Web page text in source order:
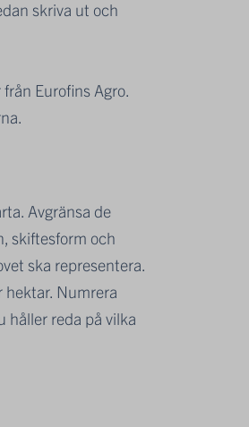
skriva ut och
Eurofins Agro.
Avgränsa de
skiftesform och
ska representera.
Numrera
håller reda på vilka